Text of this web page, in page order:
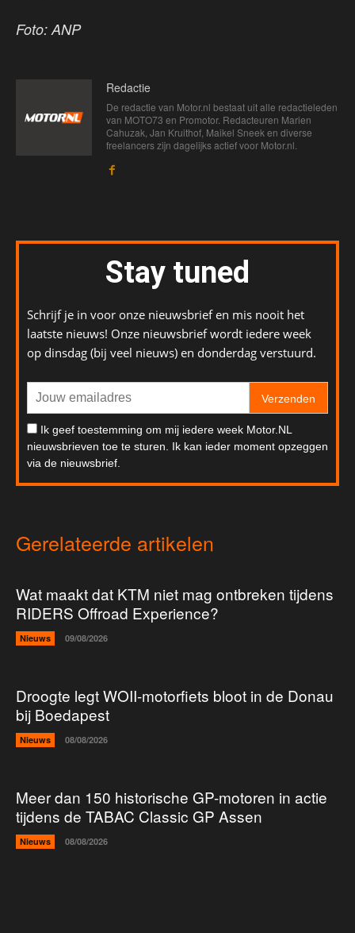
Foto: ANP
Redactie
De redactie van Motor.nl bestaat uit alle redactieleden
van MOTO73 en Promotor. Redacteuren Marien
Cahuzak, Jan Kruithof, Maikel Sneek en diverse
freelancers zijn dagelijks actief voor Motor.nl.
Stay tuned
Schrijf je in voor onze nieuwsbrief en mis nooit het
laatste nieuws! Onze nieuwsbrief wordt iedere week
op dinsdag (bij veel nieuws) en donderdag verstuurd.
Verzenden
Ik geef toestemming om mij iedere week Motor.NL
nieuwsbrieven toe te sturen. Ik kan ieder moment opzeggen
via de nieuwsbrief.
Gerelateerde artikelen
Wat maakt dat KTM niet mag ontbreken tijdens
RIDERS Offroad Experience?
Nieuws 09/08/2026
Droogte legt WOII-motorfiets bloot in de Donau
bij Boedapest
Nieuws 08/08/2026
Meer dan 150 historische GP-motoren in actie
tijdens de TABAC Classic GP Assen
Nieuws 08/08/2026